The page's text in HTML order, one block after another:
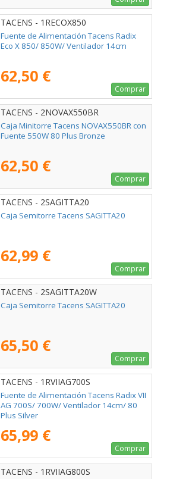
TACENS - 1RECOX850
Fuente de Alimentación Tacens Radix
Eco X 850/ 850W/ Ventilador 14cm
62,50 €
Comprar
TACENS - 2NOVAX550BR
Caja Minitorre Tacens NOVAX550BR con
Fuente 550W 80 Plus Bronze
62,50 €
Comprar
TACENS - 2SAGITTA20
Caja Semitorre Tacens SAGITTA20
62,99 €
Comprar
TACENS - 2SAGITTA20W
Caja Semitorre Tacens SAGITTA20
65,50 €
Comprar
TACENS - 1RVIIAG700S
Fuente de Alimentación Tacens Radix VII
AG 700S/ 700W/ Ventilador 14cm/ 80
Plus Silver
65,99 €
Comprar
TACENS - 1RVIIAG800S